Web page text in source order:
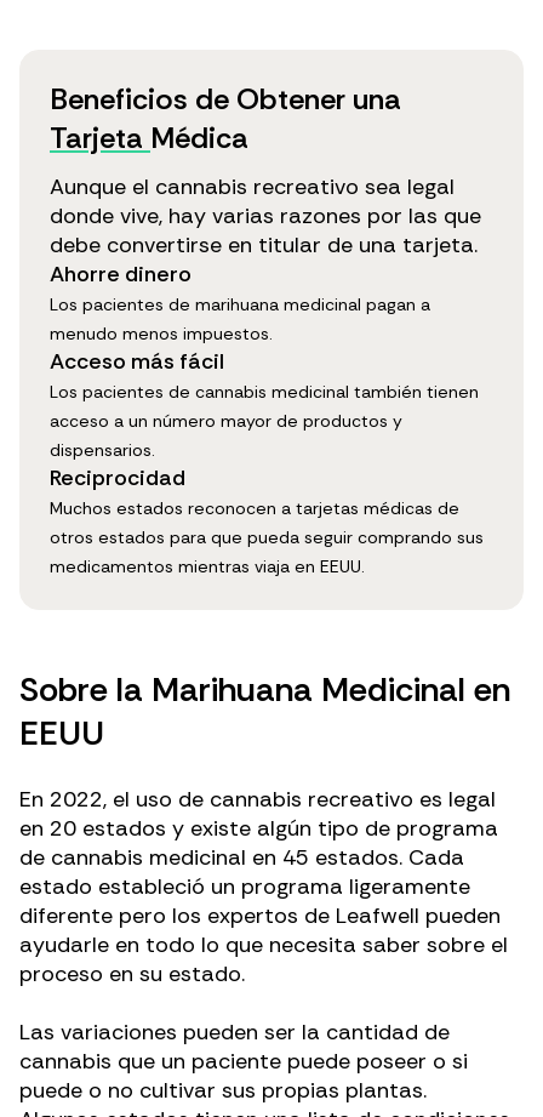
Beneficios de Obtener una
Tarjeta Médica
Aunque el cannabis recreativo sea legal
donde vive, hay varias razones por las que
debe convertirse en titular de una tarjeta.
Ahorre dinero
Los pacientes de marihuana medicinal pagan a
menudo menos impuestos.
Acceso más fácil
Los pacientes de cannabis medicinal también tienen
acceso a un número mayor de productos y
dispensarios.
Reciprocidad
Muchos estados reconocen a tarjetas médicas de
otros estados para que pueda seguir comprando sus
medicamentos mientras viaja en EEUU.
Sobre la Marihuana Medicinal en
EEUU
En 2022, el uso de cannabis recreativo es legal
en 20 estados y existe algún tipo de programa
de cannabis medicinal en 45 estados. Cada
estado estableció un programa ligeramente
diferente pero los expertos de Leafwell pueden
ayudarle en todo lo que necesita saber sobre el
proceso en su estado.
Las variaciones pueden ser la cantidad de
cannabis que un paciente puede poseer o si
puede o no cultivar sus propias plantas.